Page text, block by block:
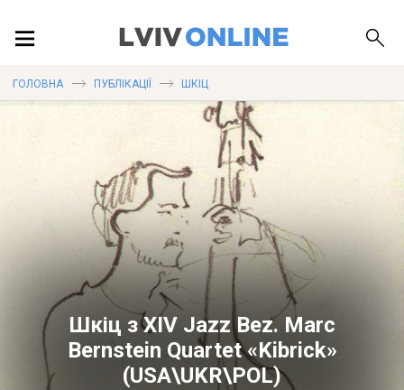
ПУБЛІКАЦІЇ
ДОВІДКА
ГОЛОВНА ПУБЛІКАЦІЇ ШКІЦ
Шкіц з XIV Jazz Bez. Marc
Bernstein Quartet «Kibrick»
(USA\UKR\POL)